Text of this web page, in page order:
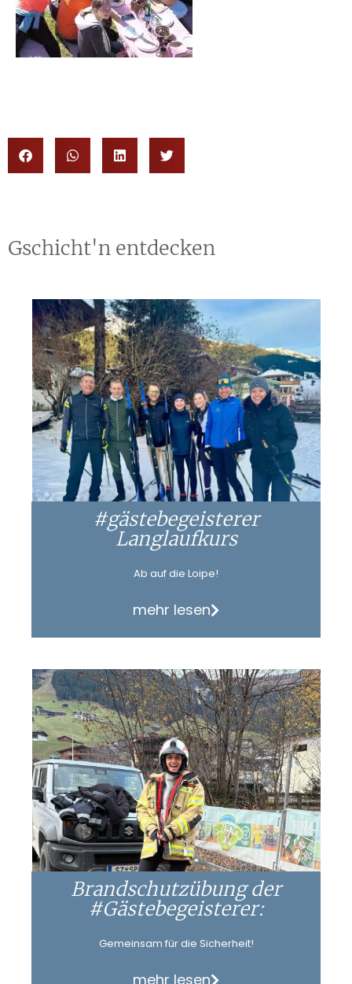
Gschicht'n entdecken
#gästebegeisterer
Langlaufkurs
Ab auf die Loipe!
mehr lesen
Brandschutzübung der
#Gästebegeisterer:
Gemeinsam für die Sicherheit!
mehr lesen